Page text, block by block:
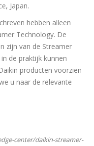
Japan.
hebben alleen
Technology. De
zijn van de Streamer
de praktijk kunnen
producten voorzien
u naar de relevante
center/daikin-streamer-